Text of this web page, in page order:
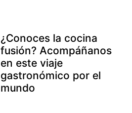
¿Conoces la cocina
fusión? Acompáñanos
en este viaje
gastronómico por el
mundo